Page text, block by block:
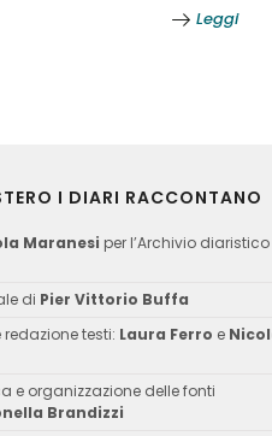
Leggi
I DIARI RACCONTANO
Maranesi per l’Archivio diaristico
di Pier Vittorio Buffa
testi: Laura Ferro e
e organizzazione delle fonti
Brandizzi